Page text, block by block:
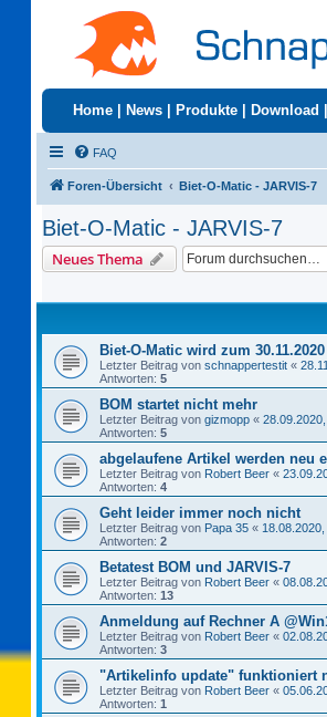
Home News Produkte Download
FAQ
Foren-Übersicht Biet-O-Matic - JARVIS-7
Biet-O-Matic - JARVIS-7
Neues Thema
Biet-O-Matic wird zum
Letzter Beitrag von schnappertestit «
Antworten: 5
BOM startet nicht mehr
Letzter Beitrag von gizmopp «
Antworten: 5
abgelaufene Artikel werden neu
Letzter Beitrag von Robert Beer «
Antworten: 4
Geht leider immer noch nicht
Letzter Beitrag von Papa 35 «
Antworten: 2
Betatest BOM und JARVIS-7
Letzter Beitrag von Robert Beer «
Antworten: 13
Anmeldung auf Rechner A
Letzter Beitrag von Robert Beer «
Antworten: 3
"Artikelinfo update" funktioniert
Letzter Beitrag von Robert Beer «
Antworten: 1